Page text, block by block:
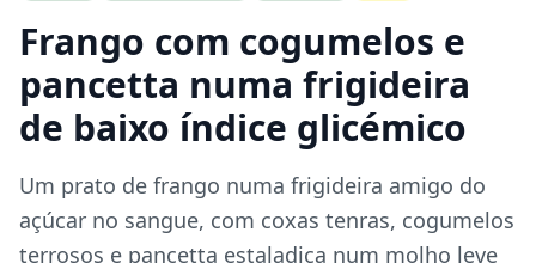
Frango com cogumelos e
pancetta numa frigideira
de baixo índice glicémico
Um prato de frango numa frigideira amigo do
açúcar no sangue, com coxas tenras, cogumelos
terrosos e pancetta estaladiça num molho leve